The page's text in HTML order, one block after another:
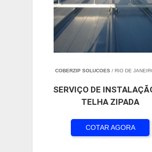
COBERZIP SOLUCOES / RIO DE
SERVIÇO DE
TELHA ZIPADA
COTAR AGORA